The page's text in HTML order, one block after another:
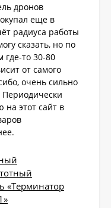
дронов
еще в
радиуса работы
сказать, но по
то 30-80
от самого
очень сильно
на этот сайт в
«Терминатор